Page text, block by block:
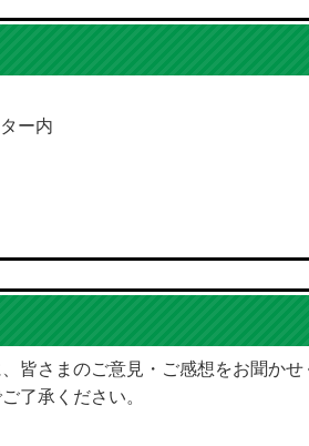
ー内
皆さまのご意見・ご感想をお聞かせ
了承ください。